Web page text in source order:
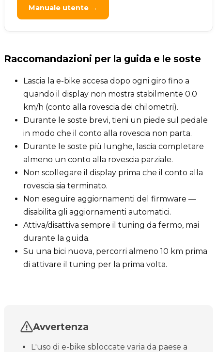
Manuale utente →
Raccomandazioni per la guida e le soste
Lascia la e-bike accesa dopo ogni giro fino a
quando il display non mostra stabilmente 0.0
km/h (conto alla rovescia dei chilometri).
Durante le soste brevi, tieni un piede sul pedale
in modo che il conto alla rovescia non parta.
Durante le soste più lunghe, lascia completare
almeno un conto alla rovescia parziale.
Non scollegare il display prima che il conto alla
rovescia sia terminato.
Non eseguire aggiornamenti del firmware —
disabilita gli aggiornamenti automatici.
Attiva/disattiva sempre il tuning da fermo, mai
durante la guida.
Su una bici nuova, percorri almeno 10 km prima
di attivare il tuning per la prima volta.
Avvertenza
L'uso di e-bike sbloccate varia da paese a